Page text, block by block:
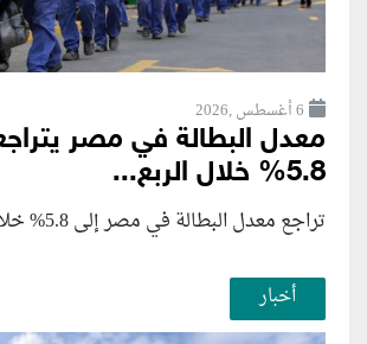
6 أغسطس ,2026
معدل البطالة في مصر
5.8% خلال الربع...
تراجع معدل البطالة في مصر إلى 5.8% خلال الربع الثاني...
أخبار